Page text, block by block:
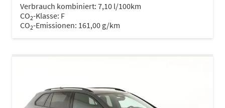
Verbrauch kombiniert: 7,10 l/100km
CO2-Klasse: F
CO2-Emissionen: 161,00 g/km